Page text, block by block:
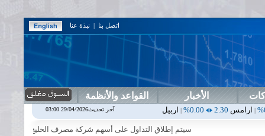
اتصل بنا | نبذة عنا
الأخبار القواعد والأنظمة
|اربيل 0.00
0.00%
|اسفنج1.87
سيتم إطلاق التداول على أسهم شركة مصرف الخليج التجاري في جلسة